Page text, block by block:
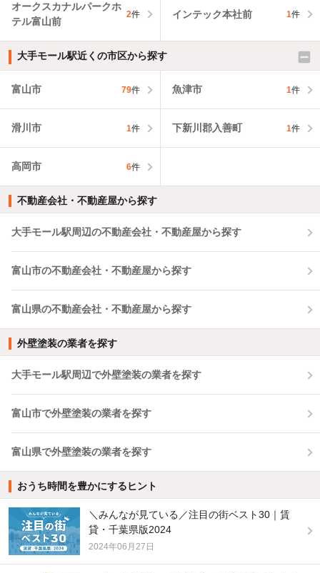
オークスカナルパークホ
テル富山前
2件 インテック本社前 1件
大手モール駅近くの市区から探す
富山市 79件 魚津市 1件
滑川市 1件 下新川郡入善町 1件
高岡市 6件
不動産会社・不動産屋から探す
大手モール駅周辺の不動産会社・不動産屋から探す
富山市の不動産会社・不動産屋から探す
富山県の不動産会社・不動産屋から探す
外壁塗装の業者を探す
大手モール駅周辺で外壁塗装の業者を探す
富山市で外壁塗装の業者を探す
富山県で外壁塗装の業者を探す
おうち時間を豊かにするヒント
＼みんなが見ている／注目の街ベスト30｜賃
貸・千葉県版2024
2024年06月27日